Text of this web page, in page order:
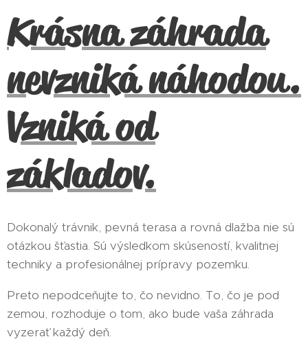
Krásna záhrada
nevzniká náhodou.
Vzniká od
základov.
Dokonalý trávnik, pevná terasa a rovná dlažba nie sú
otázkou šťastia. Sú výsledkom skúseností, kvalitnej
techniky a profesionálnej prípravy pozemku.
Preto nepodceňujte to, čo nevidno. To, čo je pod
zemou, rozhoduje o tom, ako bude vaša záhrada
vyzerať každý deň.